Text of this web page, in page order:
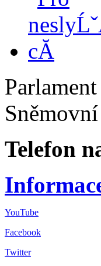
Telefon
YouTube
Facebook
Twitter